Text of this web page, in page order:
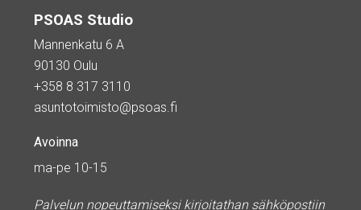
PSOAS Studio
Mannenkatu 6 A
90130 Oulu
+358 8 317 3110
asuntotoimisto@psoas.fi
Avoinna
ma-pe 10-15
Palvelun nopeuttamiseksi kirjoitathan sähköpostiin